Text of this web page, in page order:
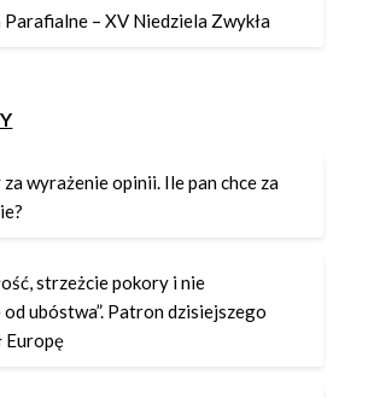
Parafialne – XV Niedziela Zwykła
wyrażenie opinii. Ile pan chce za
strzeżcie pokory i nie
ubóstwa”. Patron dzisiejszego
Europę